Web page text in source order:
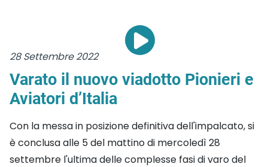
28 Settembre 2022
Varato il nuovo viadotto Pionieri e
Aviatori d’Italia
Con la messa in posizione definitiva dell'impalcato, si
è conclusa alle 5 del mattino di mercoledì 28
settembre l'ultima delle complesse fasi di varo del